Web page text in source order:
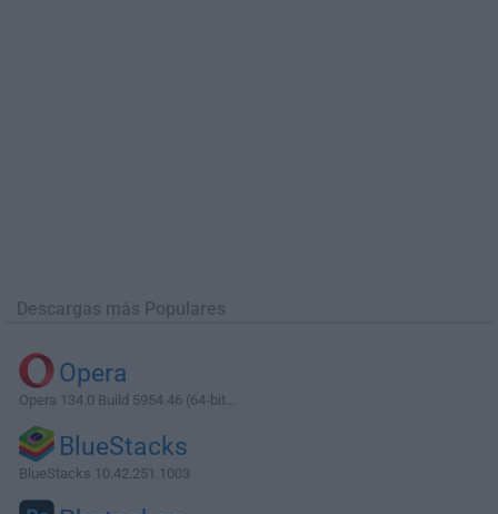
Descargas más Populares
Opera
Opera 134.0 Build 5954.46 (64-bit...
BlueStacks
BlueStacks 10.42.251.1003